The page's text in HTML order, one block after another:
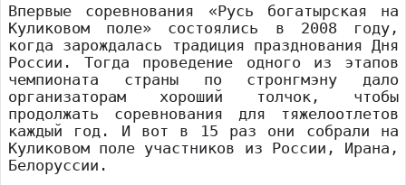
Впервые соревнования «Русь богатырская на
Куликовом поле» состоялись в 2008 году,
когда зарождалась традиция празднования Дня
России. Тогда проведение одного из этапов
чемпионата страны по стронгмэну дало
организаторам хороший толчок, чтобы
продолжать соревнования для тяжелоотлетов
каждый год. И вот в 15 раз они собрали на
Куликовом поле участников из России, Ирана,
Белоруссии.